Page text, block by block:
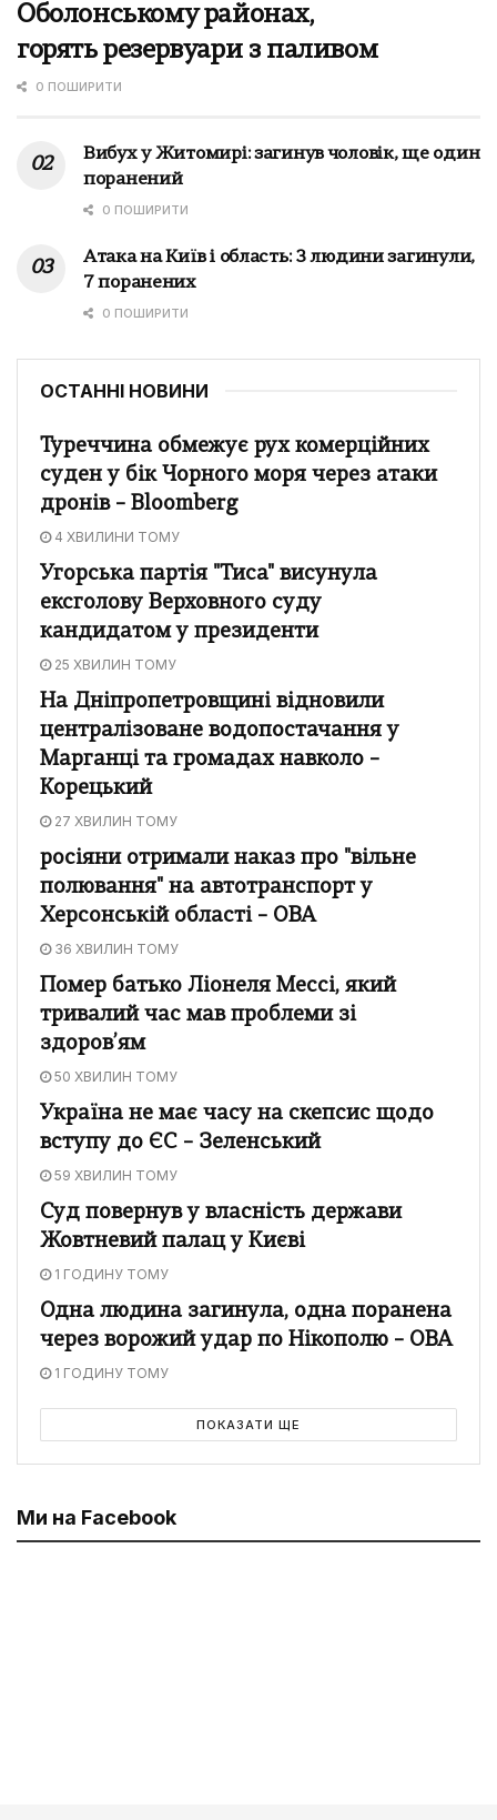
Оболонському районах,
горять резервуари з паливом
0 ПОШИРИТИ
Вибух у Житомирі: загинув чоловік, ще один
поранений
0 ПОШИРИТИ
Атака на Київ і область: 3 людини загинули,
7 поранених
0 ПОШИРИТИ
ОСТАННІ НОВИНИ
Туреччина обмежує рух комерційних
суден у бік Чорного моря через атаки
дронів – Bloomberg
4 ХВИЛИНИ ТОМУ
Угорська партія "Тиса" висунула
ексголову Верховного суду
кандидатом у президенти
25 ХВИЛИН ТОМУ
На Дніпропетровщині відновили
централізоване водопостачання у
Марганці та громадах навколо –
Корецький
27 ХВИЛИН ТОМУ
росіяни отримали наказ про "вільне
полювання" на автотранспорт у
Херсонській області – ОВА
36 ХВИЛИН ТОМУ
Помер батько Ліонеля Мессі, який
тривалий час мав проблеми зі
здоров’ям
50 ХВИЛИН ТОМУ
Україна не має часу на скепсис щодо
вступу до ЄС – Зеленський
59 ХВИЛИН ТОМУ
Суд повернув у власність держави
Жовтневий палац у Києві
1 ГОДИНУ ТОМУ
Одна людина загинула, одна поранена
через ворожий удар по Нікополю – ОВА
1 ГОДИНУ ТОМУ
ПОКАЗАТИ ЩЕ
Ми на Facebook